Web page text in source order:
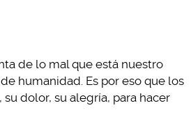
de lo mal que está nuestro
humanidad. Es por eso que los
dolor, su alegría, para hacer